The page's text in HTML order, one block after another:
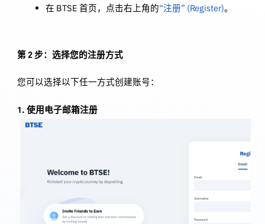
在 BTSE 首页，点击右上角的“注册” (Register)。
第 2 步：选择您的注册方式
您可以选择以下任一方式创建账号：
1. 使用电子邮箱注册